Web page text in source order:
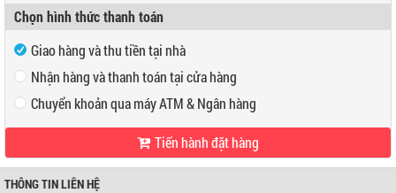
Mã số thuế
Địa chỉ
Chọn hình thức thanh toán
Giao hàng và thu tiền tại nhà
Nhận hàng và thanh toán tại cửa hàng
Địa chỉ:466 Tân Kỳ Tân Quý, P Tân Quý, Q Tân Phú, TPHCM
Điện thoại:
Chuyển khoản qua máy ATM & Ngân hàng
Tiến hành đặt hàng
THÔNG TIN LIÊN HỆ